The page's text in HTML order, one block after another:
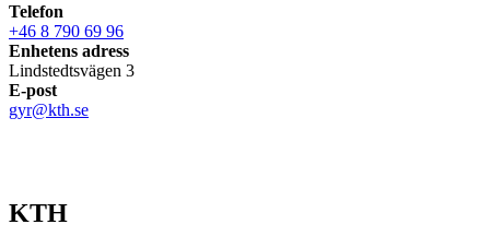
Telefon
+46 8 790 69 96
Enhetens adress
Lindstedtsvägen 3
E-post
gyr@kth.se
KTH